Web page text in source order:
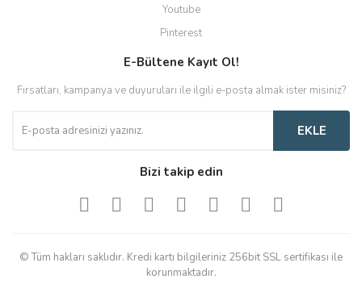
Youtube
Pinterest
E-Bültene Kayıt Ol!
Fırsatları, kampanya ve duyuruları ile ilgili e-posta almak ister misiniz?
EKLE
Bizi takip edin
© Tüm hakları saklıdır. Kredi kartı bilgileriniz 256bit SSL sertifikası ile
korunmaktadır.